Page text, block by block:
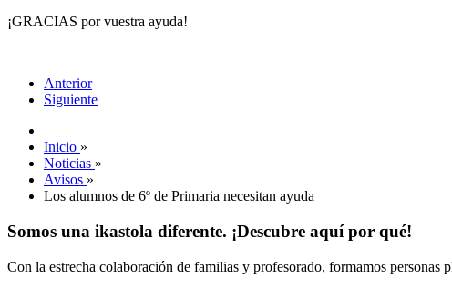
¡GRACIAS por vuestra ayuda!
Anterior
Siguiente
Inicio »
Noticias »
Avisos »
Los alumnos de 6º de Primaria necesitan ayuda
Somos una ikastola diferente. ¡Descubre aquí por qué!
Con la estrecha colaboración de familias y profesorado, formamos